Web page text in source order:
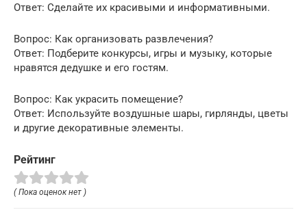
Ответ: Сделайте их красивыми и информативными.
Вопрос: Как организовать развлечения?
Ответ: Подберите конкурсы, игры и музыку, которые
нравятся дедушке и его гостям.
Вопрос: Как украсить помещение?
Ответ: Используйте воздушные шары, гирлянды, цветы
и другие декоративные элементы.
Рейтинг
( Пока оценок нет )